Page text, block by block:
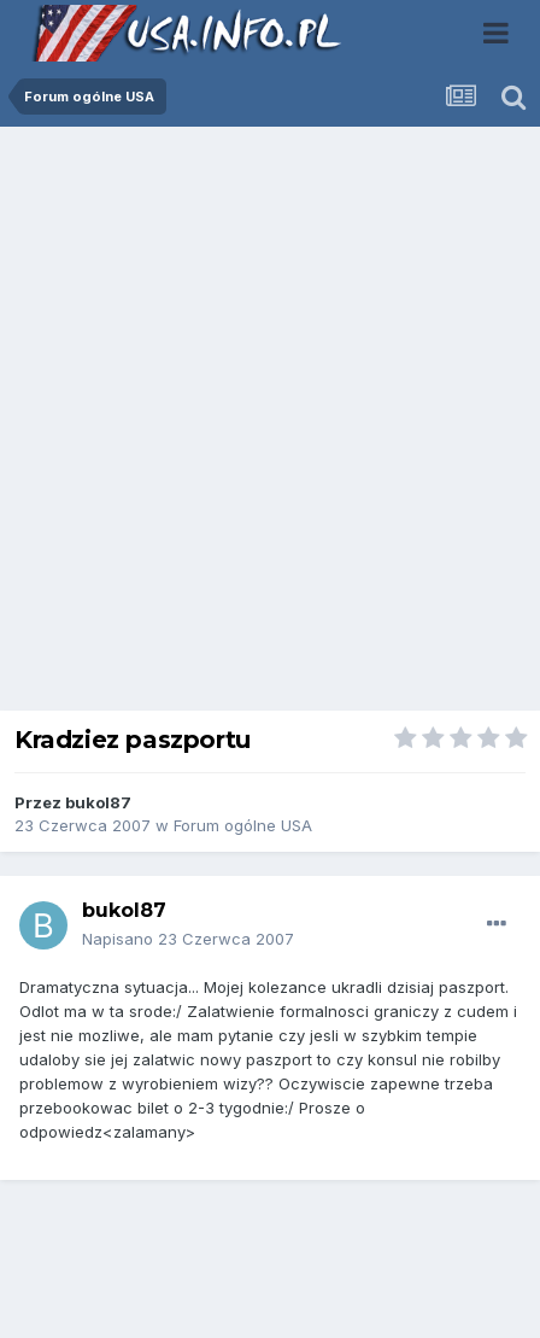
Forum ogólne USA
Kradziez paszportu
Przez bukol87
23 Czerwca 2007 w Forum ogólne USA
bukol87
Napisano 23 Czerwca 2007
Dramatyczna sytuacja... Mojej kolezance ukradli dzisiaj paszport.
Odlot ma w ta srode:/ Zalatwienie formalnosci graniczy z cudem i
jest nie mozliwe, ale mam pytanie czy jesli w szybkim tempie
udaloby sie jej zalatwic nowy paszport to czy konsul nie robilby
problemow z wyrobieniem wizy?? Oczywiscie zapewne trzeba
przebookowac bilet o 2-3 tygodnie:/ Prosze o
odpowiedz<zalamany>